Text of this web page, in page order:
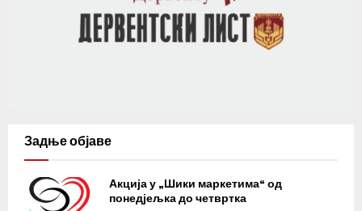
Задње објаве
Акција у „Шики маркетима“ од
понедјељка до четвртка